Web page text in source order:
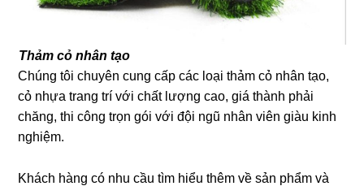
Thảm cỏ nhân tạo
Chúng tôi chuyên cung cấp các loại thảm cỏ nhân tạo,
cỏ nhựa trang trí với chất lượng cao, giá thành phải
chăng, thi công trọn gói với đội ngũ nhân viên giàu kinh
nghiệm.
Khách hàng có nhu cầu tìm hiểu thêm về sản phẩm và